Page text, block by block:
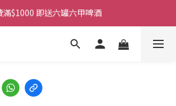
。工作日 14:00截單, 翌日順豐凍運派送。